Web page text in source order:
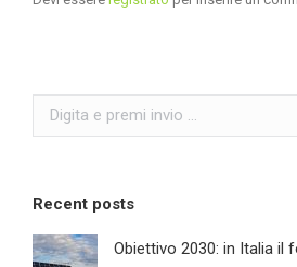
Search:
Recent posts
Obiettivo 2030: in Italia il